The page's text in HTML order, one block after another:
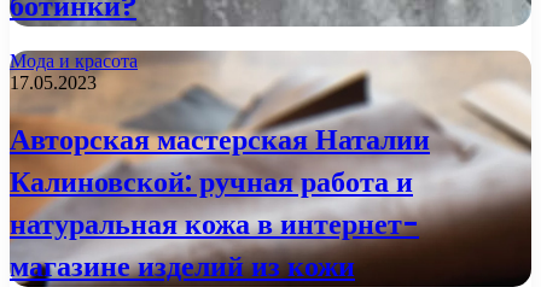
Мода и красота
17.05.2023
Авторская мастерская Наталии
Калиновской: ручная работа и
натуральная кожа в интернет-
магазине изделий из кожи